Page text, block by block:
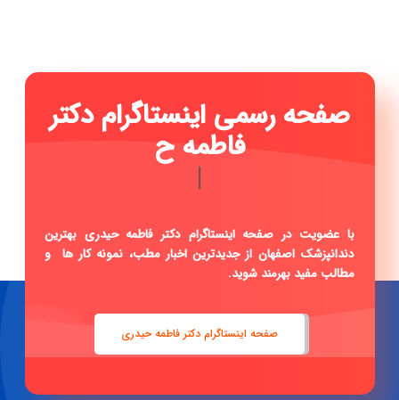
صفحه رسمی اینستاگرام دکتر
فاطمه حیدری ...
|
با عضویت در صفحه اینستاگرام دکتر فاطمه حیدری بهترین
دندانپزشک اصفهان از جدیدترین اخبار مطب، نمونه کار ها و
مطالب مفید بهرمند شوید.
صفحه اینستاگرام دکتر فاطمه حیدری